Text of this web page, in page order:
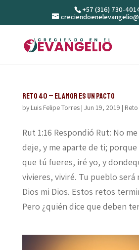
+57 (316) 730-
Reto 40 – El amor es un pacto
by Luis Felipe Torres| Jun 19, 2019 |
Rut 1:16 Respondió Rut: No
deje, y me aparte de ti;
que tú fueres, iré yo, y
vivieres, viviré. Tu pueblo será
Dios mi Dios. Estos retos
Pero ¿quién dice que deben